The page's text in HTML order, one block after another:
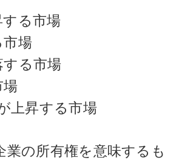
る市場
市場
る市場
場
上昇する市場
業の所有権を意味するも